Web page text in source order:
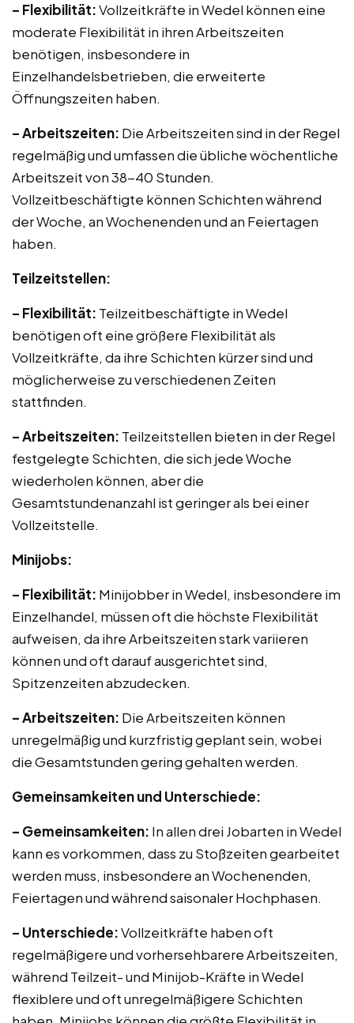
– Flexibilität:Vollzeitkräfte in Wedel können eine
moderate Flexibilität in ihren Arbeitszeiten
benötigen, insbesondere in
Einzelhandelsbetrieben, die erweiterte
Öffnungszeiten haben.
– Arbeitszeiten: Die Arbeitszeiten sind in der Regel
regelmäßig und umfassen die übliche wöchentliche
Arbeitszeit von 38-40 Stunden.
Vollzeitbeschäftigte können Schichten während
der Woche, an Wochenenden und an Feiertagen
haben.
Teilzeitstellen:
– Flexibilität: Teilzeitbeschäftigte in Wedel
benötigen oft eine größere Flexibilität als
Vollzeitkräfte, da ihre Schichten kürzer sind und
möglicherweise zu verschiedenen Zeiten
stattfinden.
– Arbeitszeiten: Teilzeitstellen bieten in der Regel
festgelegte Schichten, die sich jede Woche
wiederholen können, aber die
Gesamtstundenanzahl ist geringer als bei einer
Vollzeitstelle.
Minijobs:
– Flexibilität: Minijobber in Wedel, insbesondere im
Einzelhandel, müssen oft die höchste Flexibilität
aufweisen, da ihre Arbeitszeiten stark variieren
können und oft darauf ausgerichtet sind,
Spitzenzeiten abzudecken.
– Arbeitszeiten: Die Arbeitszeiten können
unregelmäßig und kurzfristig geplant sein, wobei
die Gesamtstunden gering gehalten werden.
Gemeinsamkeiten und Unterschiede:
– Gemeinsamkeiten: In allen drei Jobarten in Wedel
kann es vorkommen, dass zu Stoßzeiten gearbeitet
werden muss, insbesondere an Wochenenden,
Feiertagen und während saisonaler Hochphasen.
– Unterschiede:Vollzeitkräfte haben oft
regelmäßigere und vorhersehbarere Arbeitszeiten,
während Teilzeit- und Minijob-Kräfte in Wedel
flexiblere und oft unregelmäßigere Schichten